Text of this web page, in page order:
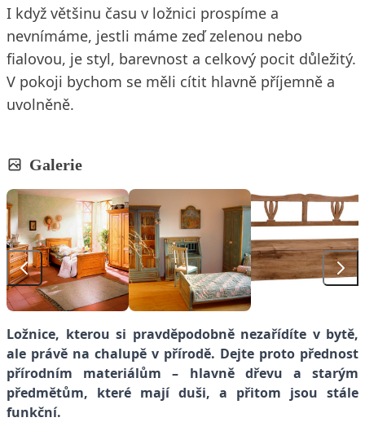
I když většinu času v ložnici prospíme a
nevnímáme, jestli máme zeď zelenou nebo
fialovou, je styl, barevnost a celkový pocit důležitý.
V pokoji bychom se měli cítit hlavně příjemně a
uvolněně.
Galerie
Ložnice, kterou si pravděpodobně nezařídíte v bytě,
ale právě na chalupě v přírodě. Dejte proto přednost
přírodním materiálům – hlavně dřevu a starým
předmětům, které mají duši, a přitom jsou stále
funkční.